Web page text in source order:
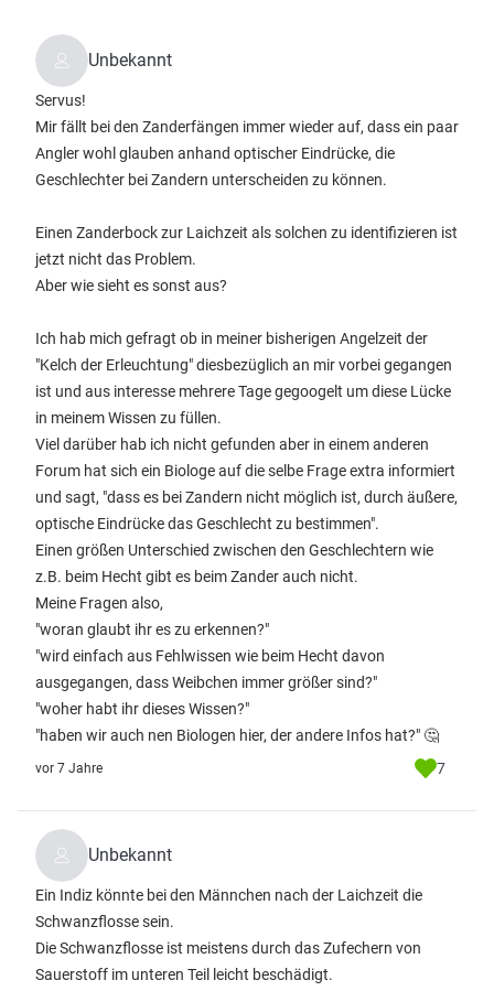
Unbekannt
Servus!
Mir fällt bei den Zanderfängen immer wieder auf, dass ein paar
Angler wohl glauben anhand optischer Eindrücke, die
Geschlechter bei Zandern unterscheiden zu können.
Einen Zanderbock zur Laichzeit als solchen zu identifizieren ist
jetzt nicht das Problem.
Aber wie sieht es sonst aus?
Ich hab mich gefragt ob in meiner bisherigen Angelzeit der
"Kelch der Erleuchtung" diesbezüglich an mir vorbei gegangen
ist und aus interesse mehrere Tage gegoogelt um diese Lücke
in meinem Wissen zu füllen.
Viel darüber hab ich nicht gefunden aber in einem anderen
Forum hat sich ein Biologe auf die selbe Frage extra informiert
und sagt, "dass es bei Zandern nicht möglich ist, durch äußere,
optische Eindrücke das Geschlecht zu bestimmen".
Einen größen Unterschied zwischen den Geschlechtern wie
z.B. beim Hecht gibt es beim Zander auch nicht.
Meine Fragen also,
"woran glaubt ihr es zu erkennen?"
"wird einfach aus Fehlwissen wie beim Hecht davon
ausgegangen, dass Weibchen immer größer sind?"
"woher habt ihr dieses Wissen?"
"haben wir auch nen Biologen hier, der andere Infos hat?" 🤔
vor 7 Jahre 7
Unbekannt
Ein Indiz könnte bei den Männchen nach der Laichzeit die
Schwanzflosse sein.
Die Schwanzflosse ist meistens durch das Zufechern von
Sauerstoff im unteren Teil leicht beschädigt.